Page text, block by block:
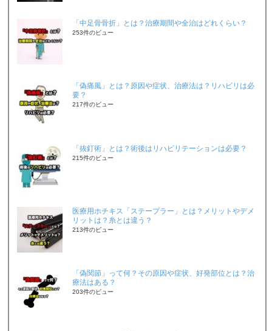
「中足骨骨折」とは？治療期間や全治はどれくらい？
253件のビュー
「偽痛風」とは？原因や症状、治療法は？リハビリは必
要？
217件のビュー
「抜釘術」とは？術後はリハビリテーションは必要？
215件のビュー
医療用ホチキス「ステープラー」とは？メリットやデメ
リットは？糸とは違う？
213件のビュー
「偽関節」って何？その原因や症状、好発部位とは？治
療法はある？
203件のビュー